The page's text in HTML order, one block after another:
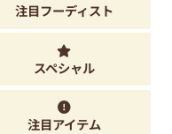
注目フーディスト
スペシャル
注目アイテム